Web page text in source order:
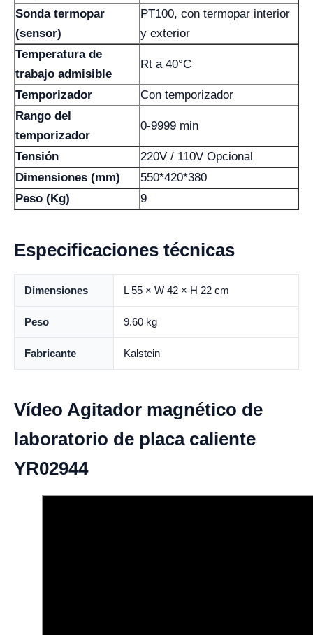
Sonda termopar
(sensor)
PT100, con termopar interior
y exterior
Temperatura de
trabajo admisible
Rt a 40°C
Temporizador
Con temporizador
Rango del
temporizador
0-9999 min
Tensión
220V / 110V Opcional
Dimensiones (mm)
550*420*380
Peso (Kg)
9
Especificaciones técnicas
Dimensiones L 55 × W 42 × H 22 cm
Peso 9.60 kg
Fabricante Kalstein
Vídeo Agitador magnético de
laboratorio de placa caliente
YR02944